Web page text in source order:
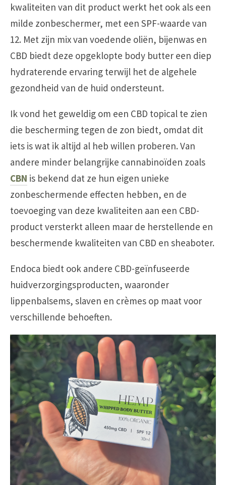
kwaliteiten van dit product werkt het ook als een
milde zonbeschermer, met een SPF-waarde van
12. Met zijn mix van voedende oliën, bijenwas en
CBD biedt deze opgeklopte body butter een diep
hydraterende ervaring terwijl het de algehele
gezondheid van de huid ondersteunt.
Ik vond het geweldig om een CBD topical te zien
die bescherming tegen de zon biedt, omdat dit
iets is wat ik altijd al heb willen proberen. Van
andere minder belangrijke cannabinoïden zoals
CBN is bekend dat ze hun eigen unieke
zonbeschermende effecten hebben, en de
toevoeging van deze kwaliteiten aan een CBD-
product versterkt alleen maar de herstellende en
beschermende kwaliteiten van CBD en sheaboter.
Endoca biedt ook andere CBD-geïnfuseerde
huidverzorgingsproducten, waaronder
lippenbalsems, slaven en crèmes op maat voor
verschillende behoeften.